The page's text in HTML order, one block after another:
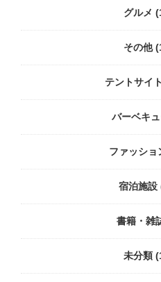
グルメ
その他
テントサイ
バーベキ
ファッショ
宿泊施設
書籍・雑
未分類